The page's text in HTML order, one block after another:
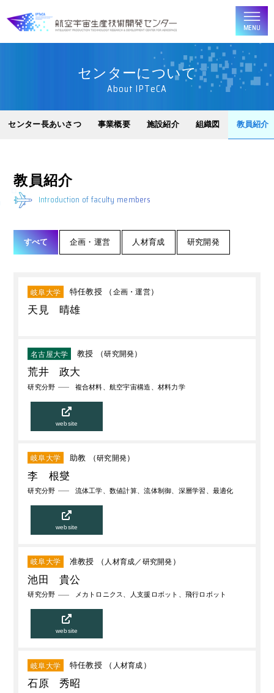
センターについて
About IPTeCA
センター長あいさつ 事業概要 施設紹介 組織図 教員紹介
教員紹介
Introduction of faculty members
すべて 企画・運営 人材育成 研究開発
岐阜大学 特任教授 （ 企画・運営）
天見 晴雄
名古屋大学 教授 （研究開発）
荒井 政大
研究分野 複合材料、航空宇宙構造、材料力学
website
岐阜大学 助教 （研究開発）
李 根燮
研究分野 流体工学、数値計算、流体制御、深層学習、最適化
website
岐阜大学 准教授 （ 人材育成 研究開発 ）
池田 貴公
研究分野 メカトロニクス、人支援ロボット、飛行ロボット
website
岐阜大学 特任教授 （ 人材育成 ）
石原 秀昭
MENU